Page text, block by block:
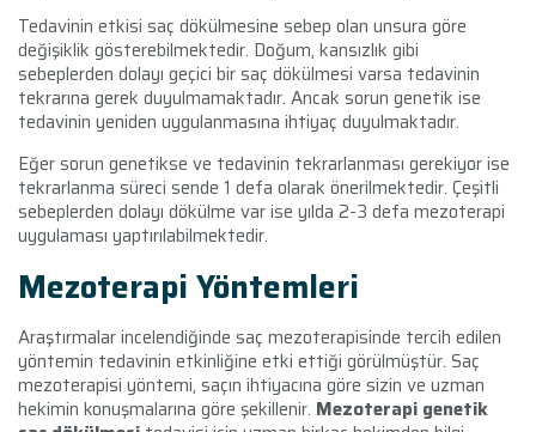
Tedavinin etkisi saç dökülmesine sebep olan unsura göre
değişiklik gösterebilmektedir. Doğum, kansızlık gibi
sebeplerden dolayı geçici bir saç dökülmesi varsa tedavinin
tekrarına gerek duyulmamaktadır. Ancak sorun genetik ise
tedavinin yeniden uygulanmasına ihtiyaç duyulmaktadır.
Eğer sorun genetikse ve tedavinin tekrarlanması gerekiyor ise
tekrarlanma süreci sende 1 defa olarak önerilmektedir. Çeşitli
sebeplerden dolayı dökülme var ise yılda 2-3 defa mezoterapi
uygulaması yaptırılabilmektedir.
Mezoterapi Yöntemleri
Araştırmalar incelendiğinde saç mezoterapisinde tercih edilen
yöntemin tedavinin etkinliğine etki ettiği görülmüştür. Saç
mezoterapisi yöntemi, saçın ihtiyacına göre sizin ve uzman
hekimin konuşmalarına göre şekillenir. Mezoterapi genetik